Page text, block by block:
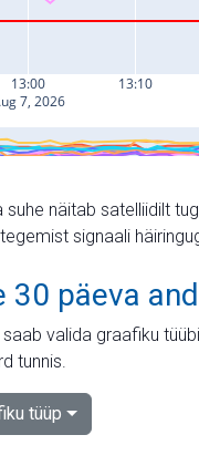
suhe näitab satelliidilt
signaali
30 päeva
saab valida graafiku
tunnis.
tüüp